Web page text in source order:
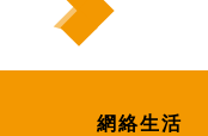
網絡生活